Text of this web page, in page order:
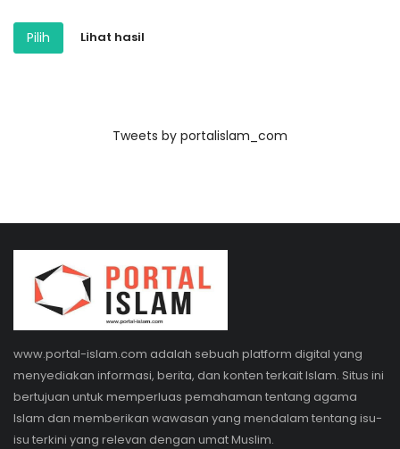
Pilih Lihat hasil
Tweets by portalislam_com
www.portal-islam.com adalah sebuah platform digital yang
menyediakan informasi, berita, dan konten terkait Islam. Situs ini
bertujuan untuk memperluas pemahaman tentang agama
Islam dan memberikan wawasan yang mendalam tentang isu-
isu terkini yang relevan dengan umat Muslim.